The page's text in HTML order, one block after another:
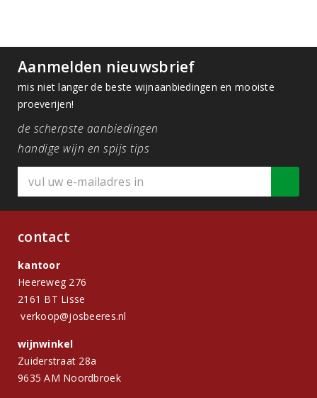
Aanmelden nieuwsbrief
mis niet langer de beste wijnaanbiedingen en mooiste
proeverijen!
de scherpste aanbiedingen
handige wijn en spijs tips
contact
kantoor
Heereweg 276
2161 BT Lisse
verkoop@josbeeres.nl
wijnwinkel
Zuiderstraat 28a
9635 AM Noordbroek